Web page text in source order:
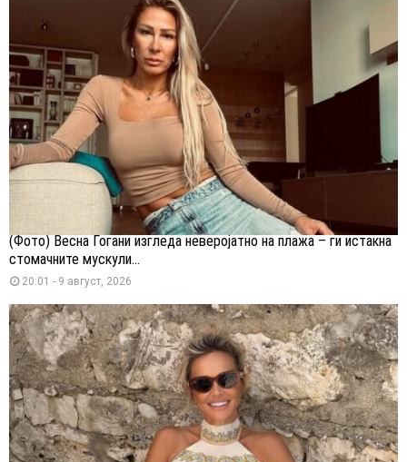
(Фото) Весна Ѓогани изгледа неверојатно на плажа – ги истакна
стомачните мускули...
20:01 - 9 август, 2026